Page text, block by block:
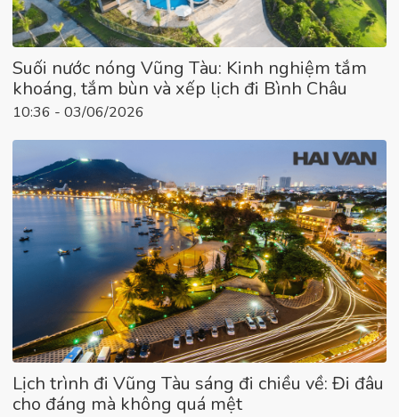
Suối nước nóng Vũng Tàu: Kinh nghiệm tắm
khoáng, tắm bùn và xếp lịch đi Bình Châu
10:36 - 03/06/2026
Lịch trình đi Vũng Tàu sáng đi chiều về: Đi đâu
cho đáng mà không quá mệt